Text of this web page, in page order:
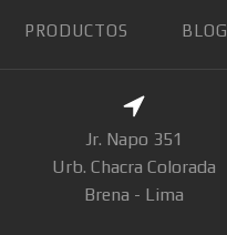
PRODUCTOS BLOG
Jr. Napo 351
Urb. Chacra Colorada
Brena - Lima